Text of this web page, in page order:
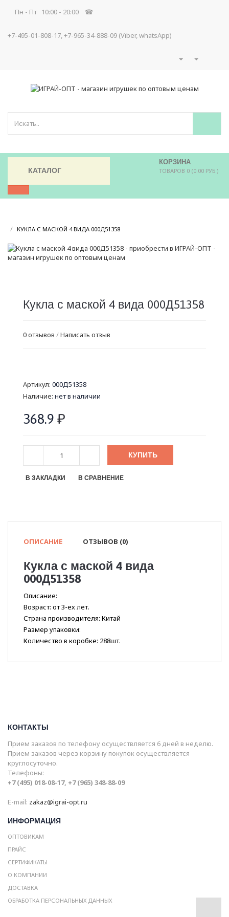
Пн - Пт 10:00 - 20:00 ☎
+7-495-01-808-17, +7-965-34-888-09 (Viber, whatsApp)
КОРЗИНА
ТОВАРОВ 0 (0.00 РУБ.)
КАТАЛОГ
/ КУКЛА С МАСКОЙ 4 ВИДА 000Д51358
Кукла с маской 4 вида 000Д51358
0 отзывов /Написать отзыв
Артикул: 000Д51358
Наличие: нет в наличии
368.9 ₽
КУПИТЬ
В ЗАКЛАДКИ В СРАВНЕНИЕ
ОПИСАНИЕ ОТЗЫВОВ (0)
Кукла с маской 4 вида
000Д51358
Описание:
Возраст: от 3-ех лет.
Страна производителя: Китай
Размер упаковки:
Количество в коробке: 288шт.
КОНТАКТЫ
Прием заказов по телефону осуществляется 6 дней в неделю.
Прием заказов через корзину покупок осуществляется
круглосуточно.
Телефоны:
+7 (495) 018-08-17, +7 (965) 348-88-09
E-mail: zakaz@igrai-opt.ru
ИНФОРМАЦИЯ
ОПТОВИКАМ
ПРАЙС
СЕРТИФИКАТЫ
О КОМПАНИИ
ДОСТАВКА
ОБРАБОТКА ПЕРСОНАЛЬНЫХ ДАННЫХ